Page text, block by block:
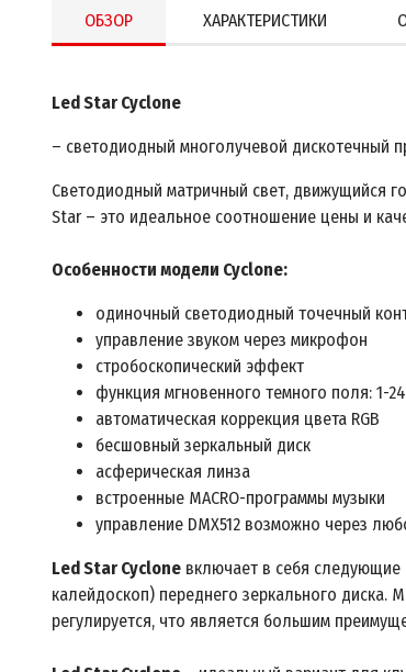
ОБЗОР ХАРАКТЕРИСТИКИ
Led Star Cyclone
– светодиодный многолучевой дискотечный
Светодиодный матричный свет, движущийся
Star – это идеальное соотношение цены и
Особенности модели Cyclone:
одиночный светодиодный точечный
управление звуком через микрофон
стробоскопический эффект
функция мгновенного темного поля: 1-
автоматическая коррекция цвета RGB
бесшовный зеркальный диск
асферическая линза
встроенные MACRO-программы музыки
управление DMX512 возможно через
Led Star Cyclone включает в себя
калейдоскоп) переднего зеркального диска.
регулируется, что является большим